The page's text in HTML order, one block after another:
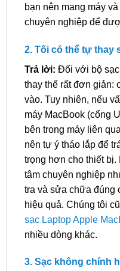
bạn nên mang máy
chuyên nghiệp để
2. Tôi có thể tự thay
Trả lời: Đối với bộ
thay thế rất đơn giản:
vào. Tuy nhiên, nếu
máy MacBook (cổng
bên trong máy liên
nên tự ý tháo lắp để
trọng hơn cho thiết bị.
tâm chuyên nghiệp
tra và sửa chữa đúng
hiệu quả. Chúng tôi
sạc Laptop Apple
nhiều dòng khác.
3. Sạc không chính